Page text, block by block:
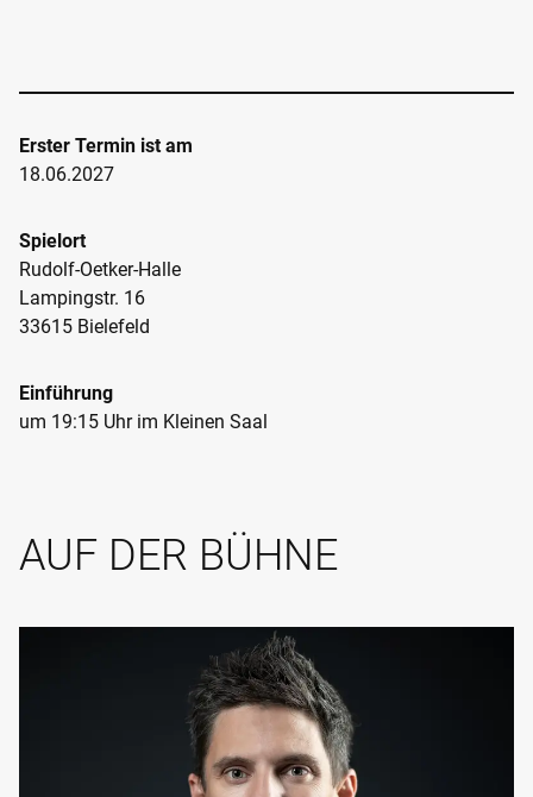
Erster Termin ist am
18.06.2027
Spielort
Rudolf-Oetker-Halle
Lampingstr. 16
33615 Bielefeld
Einführung
um 19:15 Uhr im Kleinen Saal
AUF DER BÜHNE